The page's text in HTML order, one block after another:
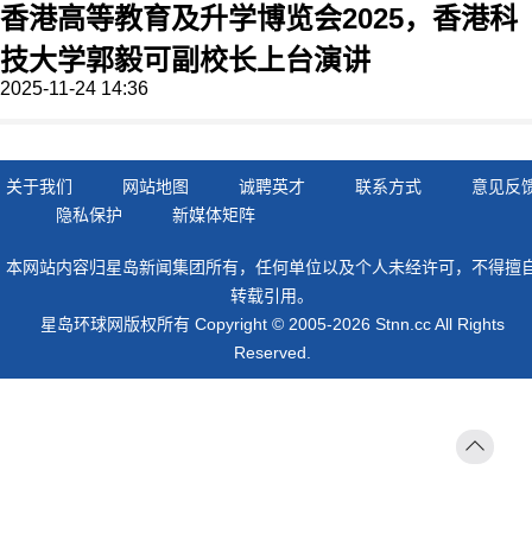
香港高等教育及升学博览会2025，香港科
技大学郭毅可副校长上台演讲
2025-11-24 14:36
关于我们 网站地图 诚聘英才 联系方式
意见反
隐私保护
新媒体矩阵
本网站内容归星岛新闻集团所有，任何单位以及个人未经许可，不得擅
转载引用。
星岛环球网版权所有 Copyright © 2005-2026 Stnn.cc All Rights
Reserved.